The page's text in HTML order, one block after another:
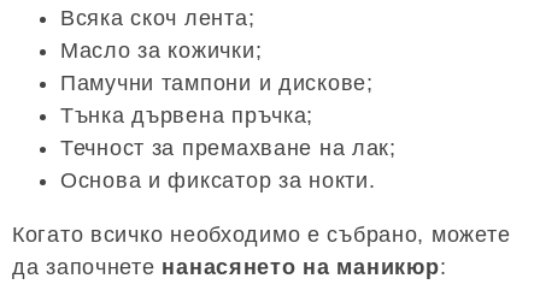
Всяка скоч лента;
Масло за кожички;
Памучни тампони и дискове;
Тънка дървена пръчка;
Течност за премахване на лак;
Основа и фиксатор за нокти.
Когато всичко необходимо е събрано, можете
да започнете нанасянето на маникюр: